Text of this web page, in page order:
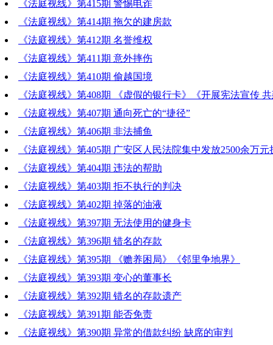
《法庭视线》第415期 警惕电诈
《法庭视线》第414期 拖欠的建房款
《法庭视线》第412期 名誉维权
《法庭视线》第411期 意外摔伤
《法庭视线》第410期 偷越国境
《法庭视线》第408期 《虚假的银行卡》《开展宪法宣传
广安》《法庭视线》第407期 通向死亡的“捷径”
《法庭视线》第406期 非法捕鱼
《法庭视线》第405期 广安区人民法院集中发放2500余万元
《法庭视线》第404期 违法的帮助
《法庭视线》第403期 拒不执行的判决
《法庭视线》第402期 掉落的油液
《法庭视线》第397期 无法使用的健身卡
《法庭视线》第396期 错名的存款
《法庭视线》第395期 《赡养困局》《邻里争地界》
《法庭视线》第393期 变心的董事长
《法庭视线》第392期 错名的存款遗产
《法庭视线》第391期 能否免责
《法庭视线》第390期 异常的借款纠纷 缺席的审判